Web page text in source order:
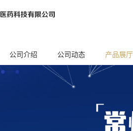
公司介绍 公司动态 产品展厅